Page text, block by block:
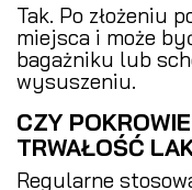
Tak. Po złożeniu
miejsca i może
bagażniku lub
wysuszeniu.
CZY
TRWAŁOŚĆ
Regularne